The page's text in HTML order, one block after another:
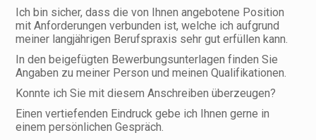
Ich bin sicher, dass die von Ihnen angebotene Position
mit Anforderungen verbunden ist, welche ich aufgrund
meiner langjährigen Berufspraxis sehr gut erfüllen kann.
In den beigefügten Bewerbungsunterlagen finden Sie
Angaben zu meiner Person und meinen Qualifikationen.
Konnte ich Sie mit diesem Anschreiben überzeugen?
Einen vertiefenden Eindruck gebe ich Ihnen gerne in
einem persönlichen Gespräch.